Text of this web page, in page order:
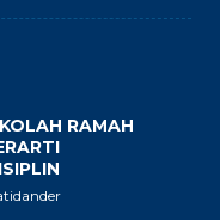
RAMAH